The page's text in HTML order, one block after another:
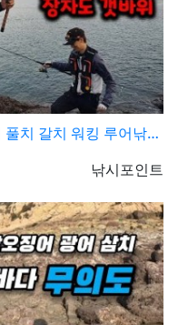
갈치 워킹 루어낚시 포인트
등록자
낚시포인트